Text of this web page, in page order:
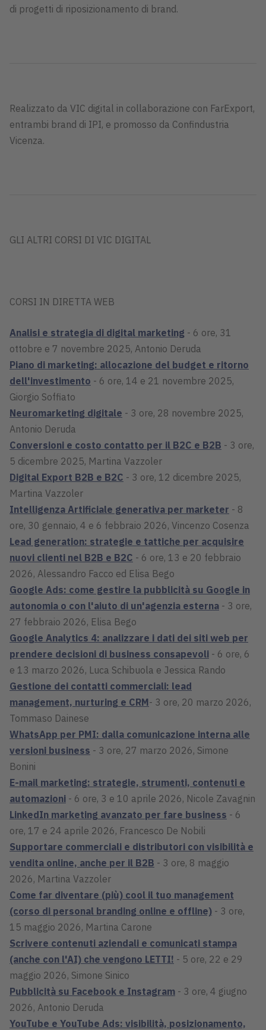
di progetti di riposizionamento di brand.
Realizzato da VIC digital in collaborazione con FarExport,
entrambi brand di IPI, e promosso da Confindustria
Vicenza.
GLI ALTRI CORSI DI VIC DIGITAL
CORSI IN DIRETTA WEB
Analisi e strategia di digital marketing - 6 ore, 31
ottobre e 7 novembre 2025, Antonio Deruda
Piano di marketing: allocazione del budget e ritorno
dell'investimento - 6 ore, 14 e 21 novembre 2025,
Giorgio Soffiato
Neuromarketing digitale - 3 ore, 28 novembre 2025,
Antonio Deruda
Conversioni e costo contatto per il B2C e B2B - 3 ore,
5 dicembre 2025, Martina Vazzoler
Digital Export B2B e B2C - 3 ore, 12 dicembre 2025,
Martina Vazzoler
Intelligenza Artificiale generativa per marketer - 8
ore, 30 gennaio, 4 e 6 febbraio 2026, Vincenzo Cosenza
Lead generation: strategie e tattiche per acquisire
nuovi clienti nel B2B e B2C - 6 ore, 13 e 20 febbraio
2026, Alessandro Facco ed Elisa Bego
Google Ads: come gestire la pubblicità su Google in
autonomia o con l'aiuto di un'agenzia esterna - 3 ore,
27 febbraio 2026, Elisa Bego
Google Analytics 4: analizzare i dati dei siti web per
prendere decisioni di business consapevoli - 6 ore, 6
e 13 marzo 2026, Luca Schibuola e Jessica Rando
Gestione dei contatti commerciali: lead
management, nurturing e CRM- 3 ore, 20 marzo 2026,
Tommaso Dainese
WhatsApp per PMI: dalla comunicazione interna alle
versioni business - 3 ore, 27 marzo 2026, Simone
Bonini
E-mail marketing: strategie, strumenti, contenuti e
automazioni - 6 ore, 3 e 10 aprile 2026, Nicole Zavagnin
LinkedIn marketing avanzato per fare business - 6
ore, 17 e 24 aprile 2026, Francesco De Nobili
Supportare commerciali e distributori con visibilità e
vendita online, anche per il B2B - 3 ore, 8 maggio
2026, Martina Vazzoler
Come far diventare (più) cool il tuo management
(corso di personal branding online e offline) - 3 ore,
15 maggio 2026, Martina Carone
Scrivere contenuti aziendali e comunicati stampa
(anche con l'AI) che vengono LETTI! - 5 ore, 22 e 29
maggio 2026, Simone Sinico
Pubblicità su Facebook e Instagram - 3 ore, 4 giugno
2026, Antonio Deruda
YouTube e YouTube Ads: visibilità, posizionamento,